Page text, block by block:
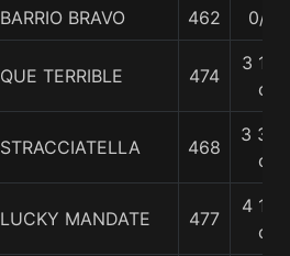
BARRIO BRAVO 462 0/0
QUE TERRIBLE 474
3 1/4
c
STRACCIATELLA 468
3 3/4
c
LUCKY MANDATE 477
4 1/4
c